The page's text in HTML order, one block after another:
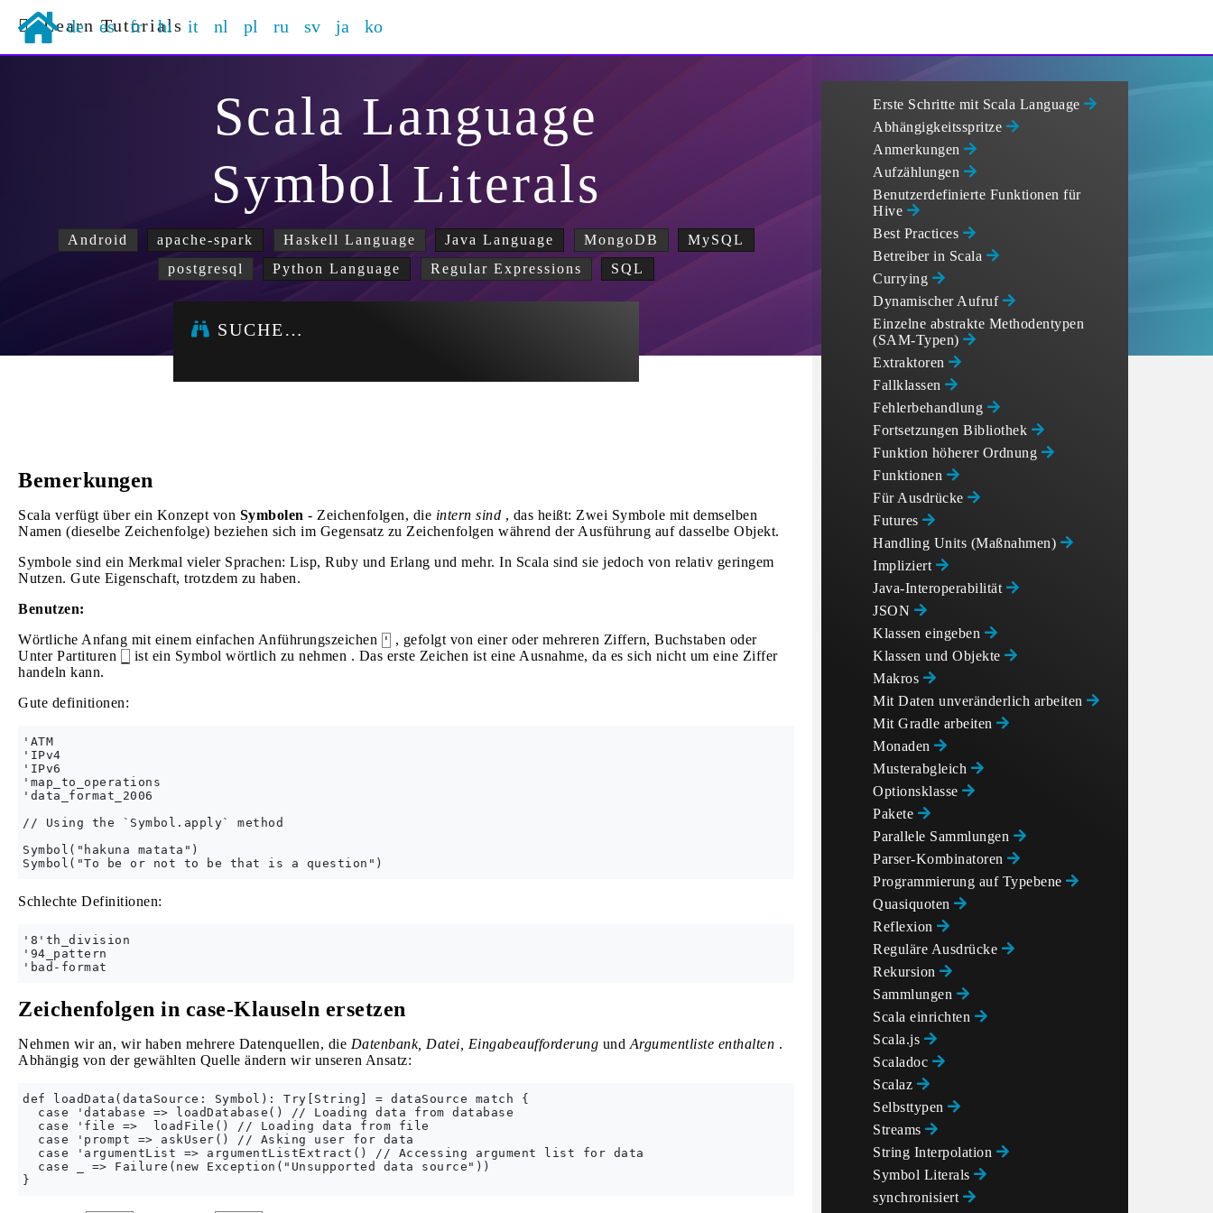
Learn Tutorials
de es fr hi it nl pl ru sv ja ko
Scala Language
Symbol Literals
Android apache-spark Haskell Language Java Language MongoDB
MySQL
postgresql
Python Language Regular Expressions SQL
SUCHE…
Bemerkungen
Scala verfügt über ein Konzept von Symbolen - Zeichenfolgen, die intern sind , das heißt: Zwei Symbole mit demselben
Namen (dieselbe Zeichenfolge) beziehen sich im Gegensatz zu Zeichenfolgen während der Ausführung auf dasselbe Objekt.
Symbole sind ein Merkmal vieler Sprachen: Lisp, Ruby und Erlang und mehr. In Scala sind sie jedoch von relativ geringem
Nutzen. Gute Eigenschaft, trotzdem zu haben.
Benutzen:
Wörtliche Anfang mit einem einfachen Anführungszeichen
'
, gefolgt von einer oder mehreren Ziffern, Buchstaben oder
Unter Partituren
ist ein Symbol wörtlich zu nehmen . Das erste Zeichen ist eine Ausnahme, da es sich nicht um eine Ziffer
handeln kann.
Gute definitionen:
'ATM
'IPv4
'IPv6
'map_to_operations
'data_format_2006
// Using the `Symbol.apply` method
Symbol("hakuna matata")
Schlechte Definitionen:
'8'th_division
'94_pattern
Zeichenfolgen in case-Klauseln ersetzen
Nehmen wir an, wir haben mehrere Datenquellen, die Datenbank, Datei, Eingabeaufforderung und Argumentliste enthalten .
Abhängig von der gewählten Quelle ändern wir unseren Ansatz:
def loadData(dataSource: Symbol): Try[String] = dataSource match {
  case 'database => loadDatabase() // Loading data from database
  case 'file =>  loadFile() // Loading data from file
  case 'prompt => askUser() // Asking user for data
  case 'argumentList => argumentListExtract() // Accessing argument list for data
  case _ => Failure(new Exception("Unsupported data source"))
Erste Schritte mit Scala Language
Abhängigkeitsspritze
Anmerkungen
Aufzählungen
Benutzerdefinierte Funktionen für
Hive
Best Practices
Betreiber in Scala
Currying
Dynamischer Aufruf
Einzelne abstrakte Methodentypen
(SAM-Typen)
Extraktoren
Fallklassen
Fehlerbehandlung
Fortsetzungen Bibliothek
Funktion höherer Ordnung
Funktionen
Für Ausdrücke
Futures
Handling Units (Maßnahmen)
Impliziert
Java-Interoperabilität
JSON
Klassen eingeben
Klassen und Objekte
Makros
Mit Daten unveränderlich arbeiten
Mit Gradle arbeiten
Monaden
Musterabgleich
Optionsklasse
Pakete
Parallele Sammlungen
Parser-Kombinatoren
Programmierung auf Typebene
Quasiquoten
Reflexion
Reguläre Ausdrücke
Rekursion
Sammlungen
Scala einrichten
Scala.js
Scaladoc
Scalaz
Selbsttypen
Streams
String Interpolation
Symbol Literals
synchronisiert